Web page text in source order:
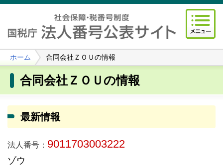
ホーム 合同会社ＺＯＵの情報
合同会社ＺＯＵの情報
最新情報
法人番号： 9011703003222
ゾウ